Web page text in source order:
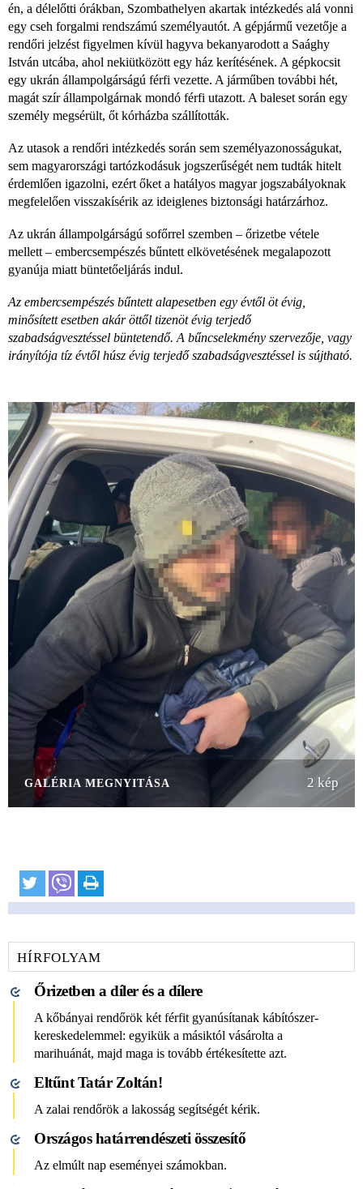
én, a délelőtti órákban, Szombathelyen akartak intézkedés alá vonni
egy cseh forgalmi rendszámú személyautót. A gépjármű vezetője a
rendőri jelzést figyelmen kívül hagyva bekanyarodott a Saághy
István utcába, ahol nekiütközött egy ház kerítésének. A gépkocsit
egy ukrán állampolgárságú férfi vezette. A járműben további hét,
magát szír állampolgárnak mondó férfi utazott. A baleset során egy
személy megsérült, őt kórházba szállították.
Az utasok a rendőri intézkedés során sem személyazonosságukat,
sem magyarországi tartózkodásuk jogszerűségét nem tudták hitelt
érdemlően igazolni, ezért őket a hatályos magyar jogszabályoknak
megfelelően visszakísérik az ideiglenes biztonsági határzárhoz.
Az ukrán állampolgárságú sofőrrel szemben – őrizetbe vétele
mellett – embercsempészés bűntett elkövetésének megalapozott
gyanúja miatt büntetőeljárás indul.
Az embercsempészés bűntett alapesetben egy évtől öt évig,
minősített esetben akár öttől tizenöt évig terjedő
szabadságvesztéssel büntetendő. A bűncselekmény szervezője, vagy
irányítója tíz évtől húsz évig terjedő szabadságvesztéssel is sújtható.
2 kép
GALÉRIA MEGNYITÁSA
HÍRFOLYAM
Őrizetben a díler és a dílere
A kőbányai rendőrök két férfit gyanúsítanak kábítószer-
kereskedelemmel: egyikük a másiktól vásárolta a
marihuánát, majd maga is tovább értékesítette azt.
Eltűnt Tatár Zoltán!
A zalai rendőrök a lakosság segítségét kérik.
Országos határrendészeti összesítő
Az elmúlt nap eseményei számokban.